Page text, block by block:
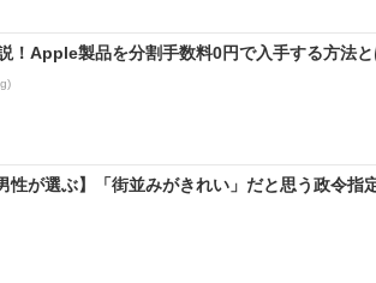
！Apple製品を分割手数料0円で入手する方法と
性が選ぶ】「街並みがきれい」だと思う政令指